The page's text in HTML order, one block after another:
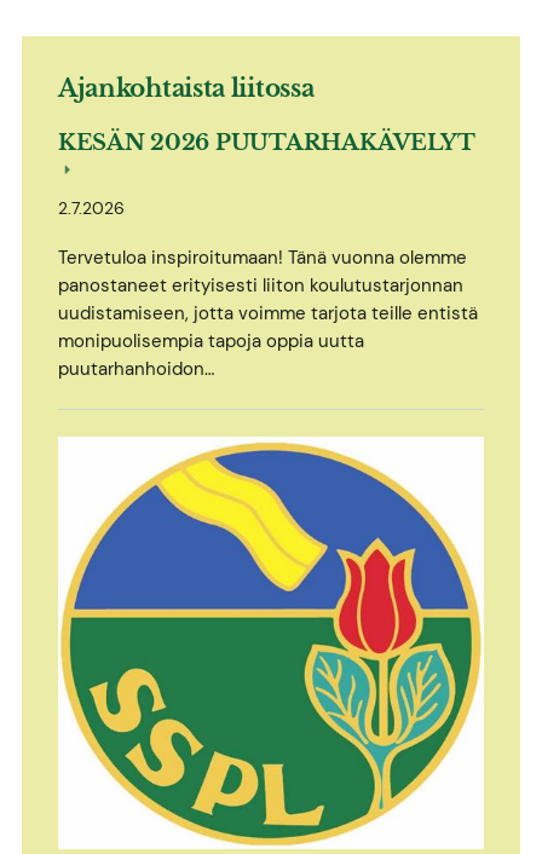
Ajankohtaista liitossa
KESÄN 2026 PUUTARHAKÄVELYT
2.7.2026
Tervetuloa inspiroitumaan! Tänä vuonna olemme
panostaneet erityisesti liiton koulutustarjonnan
uudistamiseen, jotta voimme tarjota teille entistä
monipuolisempia tapoja oppia uutta
puutarhanhoidon…